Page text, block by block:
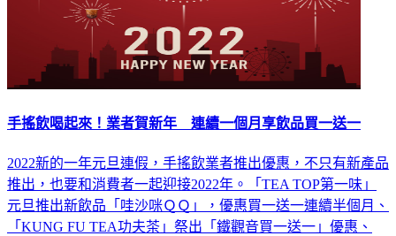
手搖飲喝起來！業者賀新年 連續一個月享飲品買一送一
2022新的一年元旦連假，手搖飲業者推出優惠，不只有新產品
推出，也要和消費者一起迎接2022年。「TEA TOP第一味」
元旦推出新飲品「哇沙咪ＱＱ」，優惠買一送一連續半個月、
「KUNG FU TEA功夫茶」祭出「鐵觀音買一送一」優惠、